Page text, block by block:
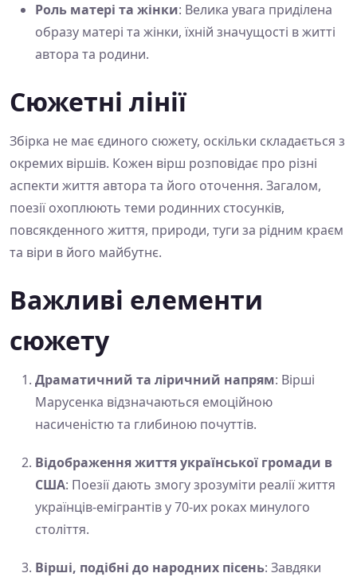
Роль матері та жінки: Велика увага приділена
образу матері та жінки, їхній значущості в житті
автора та родини.
Сюжетні лінії
Збірка не має єдиного сюжету, оскільки складається з
окремих віршів. Кожен вірш розповідає про різні
аспекти життя автора та його оточення. Загалом,
поезії охоплюють теми родинних стосунків,
повсякденного життя, природи, туги за рідним краєм
та віри в його майбутнє.
Важливі елементи
сюжету
Драматичний та ліричний напрям: Вірші
Марусенка відзначаються емоційною
насиченістю та глибиною почуттів.
Відображення життя української громади в
США: Поезії дають змогу зрозуміти реалії життя
українців-емігрантів у 70-их роках минулого
століття.
Вірші, подібні до народних пісень: Завдяки